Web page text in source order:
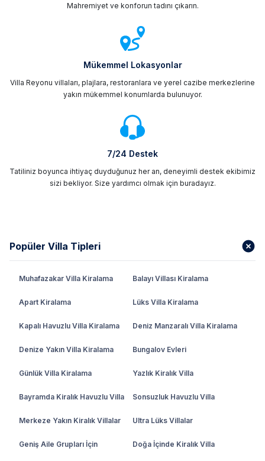
Mahremiyet ve konforun tadını çıkarın.
Mükemmel Lokasyonlar
Villa Reyonu villaları, plajlara, restoranlara ve yerel cazibe merkezlerine
yakın mükemmel konumlarda bulunuyor.
7/24 Destek
Tatiliniz boyunca ihtiyaç duyduğunuz her an, deneyimli destek ekibimiz
sizi bekliyor. Size yardımcı olmak için buradayız.
Popüler Villa Tipleri
Muhafazakar Villa Kiralama Balayı Villası Kiralama
Apart Kiralama Lüks Villa Kiralama
Kapalı Havuzlu Villa Kiralama Deniz Manzaralı Villa Kiralama
Denize Yakın Villa Kiralama Bungalov Evleri
Günlük Villa Kiralama Yazlık Kiralık Villa
Bayramda Kiralık Havuzlu Villa Sonsuzluk Havuzlu Villa
Merkeze Yakın Kiralık Villalar Ultra Lüks Villalar
Geniş Aile Grupları İçin Doğa İçinde Kiralık Villa